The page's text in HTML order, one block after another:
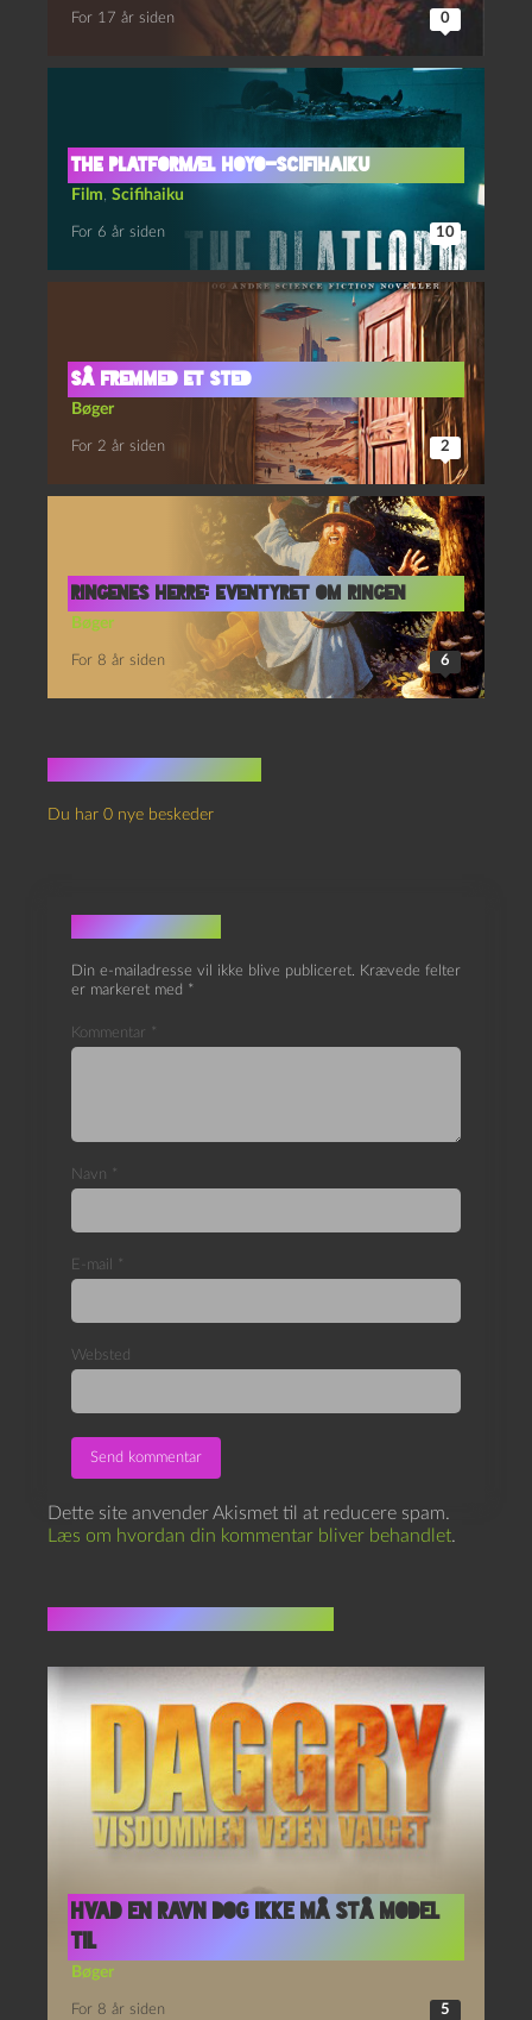
For 17 år siden 0
The Platform/El Hoyo-scifihaiku
Film, Scifihaiku
For 6 år siden 10
Så fremmed et sted
Bøger
For 2 år siden 2
Ringenes Herre: Eventyret om Ringen
Bøger
For 8 år siden 6
Du har 0 nye beskeder
Skriv et svar
Din e-mailadresse vil ikke blive publiceret. Krævede felter
er markeret med *
Kommentar *
Navn *
E-mail *
Websted
Dette site anvender Akismet til at reducere spam.
Læs om hvordan din kommentar bliver behandlet.
Hvad en ravn dog ikke må stå model
til
Bøger
For 8 år siden 5